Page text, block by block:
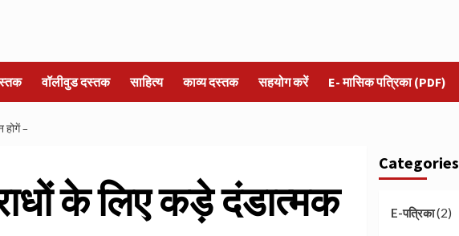
वॉलीवुड दस्तक साहित्य काव्य दस्तक सहयोग करें E- मासिक पत्रिका (PDF)
होगें –
के लिए कड़े दंडात्‍मक
Categories
E-पत्रिका(2)